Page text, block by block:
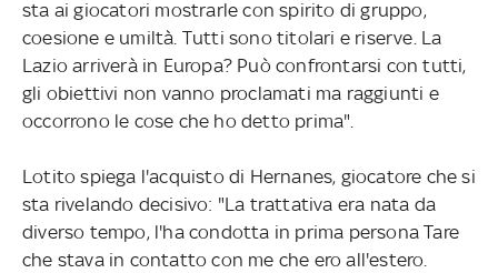
sta ai giocatori mostrarle con spirito di gruppo,
coesione e umiltà. Tutti sono titolari e riserve. La
Lazio arriverà in Europa? Può confrontarsi con tutti,
gli obiettivi non vanno proclamati ma raggiunti e
occorrono le cose che ho detto prima".
Lotito spiega l'acquisto di Hernanes, giocatore che si
sta rivelando decisivo: "La trattativa era nata da
diverso tempo, l'ha condotta in prima persona Tare
che stava in contatto con me che ero all'estero.